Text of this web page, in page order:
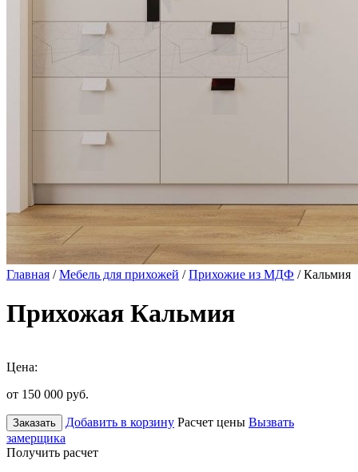
Главная /Мебель для прихожей /Прихожие из МДФ / Кальмия
Прихожая Кальмия
Цена:
от 150 000 руб.
Заказать Добавить в корзину Расчет цены Вызвать
замерщика
Получить расчет